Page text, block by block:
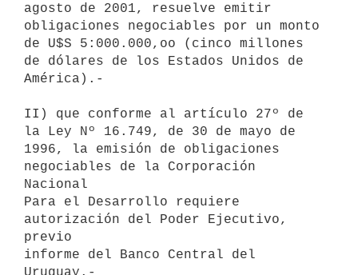
agosto de 2001, resuelve emitir
obligaciones negociables por un monto
de U$S 5:000.000,oo (cinco millones
de dólares de los Estados Unidos de
América).-
II) que conforme al artículo 27º de
la Ley Nº 16.749, de 30 de mayo de
1996, la emisión de obligaciones
negociables de la Corporación
Nacional
Para el Desarrollo requiere
autorización del Poder Ejecutivo,
previo
informe del Banco Central del